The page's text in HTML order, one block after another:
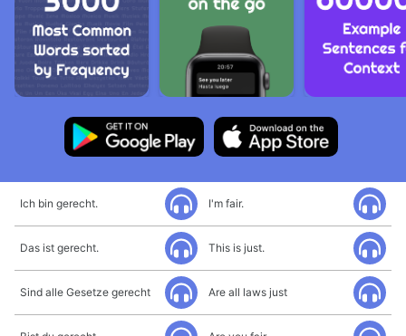
Ich bin gerecht. I'm fair.
Das ist gerecht. This is just.
Sind alle Gesetze gerecht Are all laws just